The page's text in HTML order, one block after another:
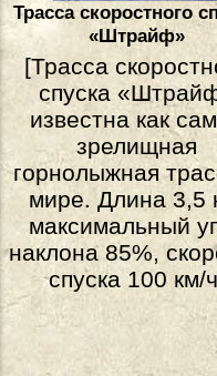
Трасса скоростного
«Штрайф»
[Трасса
спуска
известна как
зрелищная
горнолыжная
мире. Длина 3,5
максимальный
наклона 85%,
спуска 100 км/